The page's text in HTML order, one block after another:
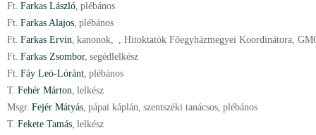
Ft. Farkas László, plébános
Ft. Farkas Alajos, plébános
Ft. Farkas Ervin, kanonok, , Hitoktatók Főegyházmegyei Koordinátora,
Ft. Farkas Zsombor, segédlelkész
Ft. Fáy Leó-Lóránt, plébános
T. Fehér Márton, lelkész
Msgr. Fejér Mátyás, pápai káplán, szentszéki tanácsos, plébános
T. Fekete Tamás, lelkész